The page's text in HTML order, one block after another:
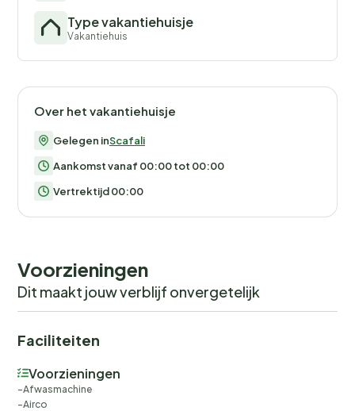
Type vakantiehuisje
Vakantiehuis
Over het vakantiehuisje
Gelegen inScafali
Aankomst vanaf 00:00 tot 00:00
Vertrektijd 00:00
Voorzieningen
Dit maakt jouw verblijf onvergetelijk
Faciliteiten
Voorzieningen
Afwasmachine
Airco